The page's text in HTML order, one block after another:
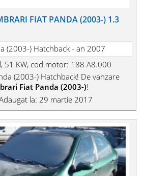
FIAT PANDA (2003-) 1.3
(2003-) Hatchback - an 2007
51 KW, cod motor: 188 A8.000
(2003-) Hatchback! De vanzare
Fiat Panda (2003-)!
la: 29 martie 2017